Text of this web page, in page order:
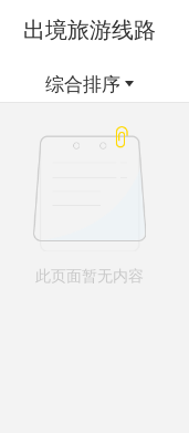
出境旅游线路
综合排序
此页面暂无内容